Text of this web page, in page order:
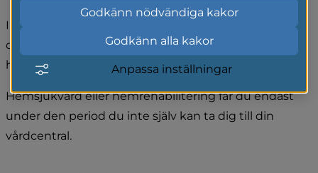
I första hand får du vård via din vårdcentral. Men om
du av hälsoskäl inte kan ta dig dit, kan du få
hemsjukvård eller rehabilitering hemma.
Hemsjukvård eller hemrehabilitering får du endast
under den period du inte själv kan ta dig till din
vårdcentral.
Godkänn nödvändiga kakor
Godkänn alla kakor
Anpassa inställningar